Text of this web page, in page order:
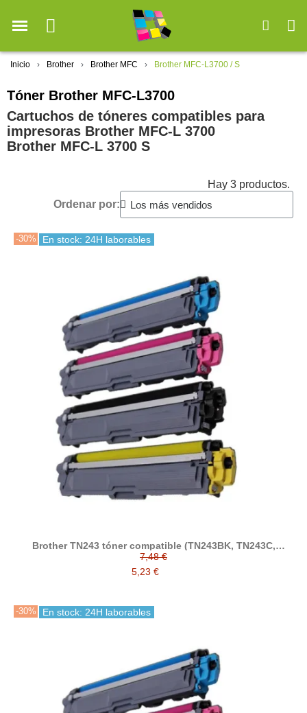
Inicio Brother Brother MFC Brother MFC-L3700 / S
Tóner Brother MFC-L3700
Cartuchos de tóneres compatibles para
impresoras Brother MFC-L 3700
Brother MFC-L 3700 S
Hay 3 productos.
Ordenar por:
-30% En stock: 24H laborables
Brother TN243 tóner compatible (TN243BK, TN243C,
TN243M, TN243Y)
7,48 €
5,23 €
-30% En stock: 24H laborables